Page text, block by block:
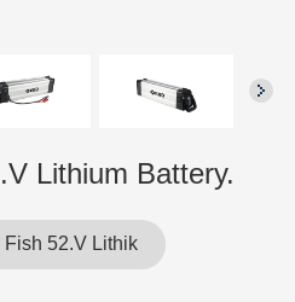
Lithium Battery.
Fish 52.V Lithik